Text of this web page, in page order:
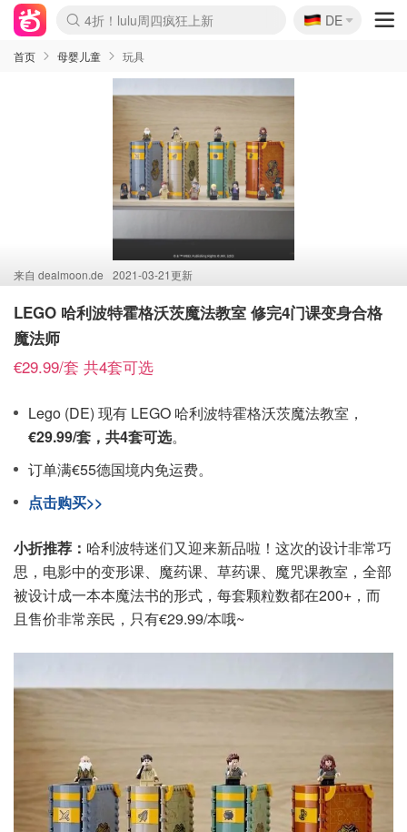
Boticinal 夏促开抢！
4折！lulu周四疯狂上新
还没结束！&OtherStories大促
Joybuy变相75折 随时失效
速领！Stanley独家85折
疑似霸哥！Camper额外叠85折
Zalando 奥莱闪促！每日更新
Moncler反季囤！5折起+叠9折
Coach Brooklyn仅€192
🇩🇪
DE
首页 母婴儿童 玩具
来自 dealmoon.de 2021-03-21更新
LEGO 哈利波特霍格沃茨魔法教室 修完4门课变身合格
魔法师
€29.99/套 共4套可选
Lego (DE) 现有 LEGO 哈利波特霍格沃茨魔法教室，
€29.99/套，共4套可选。
订单满€55德国境内免运费。
点击购买>>
小折推荐： 哈利波特迷们又迎来新品啦！这次的设计非常巧
思，电影中的变形课、魔药课、草药课、魔咒课教室，全部
被设计成一本本魔法书的形式，每套颗粒数都在200+，而
且售价非常亲民，只有€29.99/本哦~